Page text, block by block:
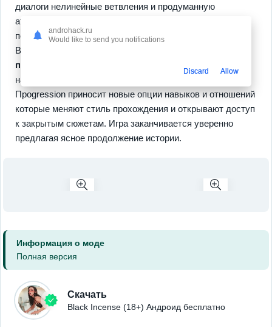
диалоги нелинейные ветвления и продуманную
атмосферу что подчёркивает свободу выбора и
последствия усиливающие реиграбельность.
Визуальная часть и музыка создают плотную эмоцию а
пролог
начальные механики для понимания системы развития.
Проgression приносит новые опции навыков и отношений
которые меняют стиль прохождения и открывают доступ
к закрытым сюжетам. Игра заканчивается уверенно
предлагая ясное продолжение истории.
Информация о моде
Полная версия
Скачать
Black Incense (18+) Андроид бесплатно
androhack.ru
Would like to send you notifications
Discard Allow